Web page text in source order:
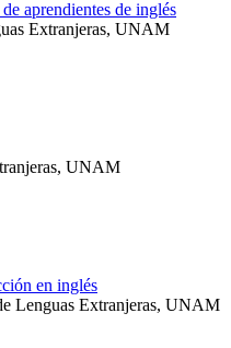
aprendientes de inglés
Extranjeras, UNAM
UNAM
en inglés
Lenguas Extranjeras, UNAM